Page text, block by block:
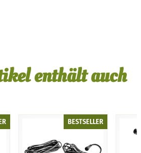
enthält auch
BESTSELLER